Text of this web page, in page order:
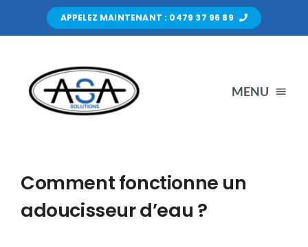
APPELEZ MAINTENANT : 0479 37 96 89
MENU
Comment fonctionne un
adoucisseur d’eau ?